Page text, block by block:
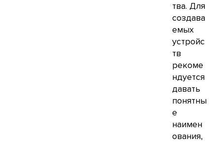
тва. Для
создава
емых
устройс
тв
рекоме
ндуется
давать
понятны
е
наимен
ования,